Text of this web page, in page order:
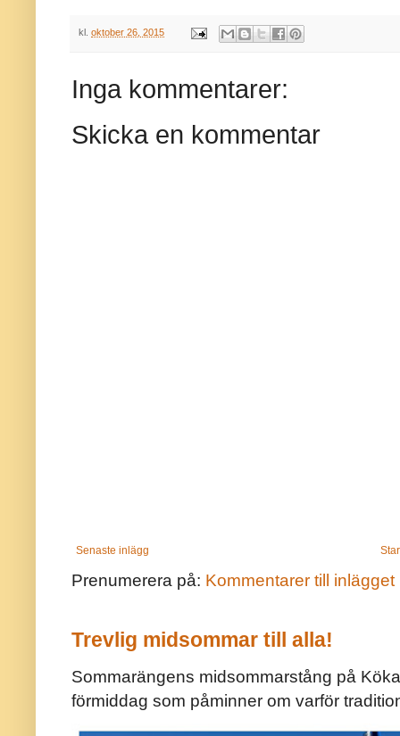
kl. oktober 26, 2015
Inga kommentarer:
Skicka en kommentar
Senaste inlägg
Prenumerera på: Kommentarer till inlägget
Trevlig midsommar till alla!
Sommarängens midsommarstång på
förmiddag som påminner om varför